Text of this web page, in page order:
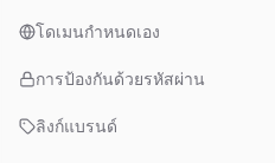
โดเมนกำหนดเอง
การป้องกันด้วยรหัสผ่าน
ลิงก์แบรนด์